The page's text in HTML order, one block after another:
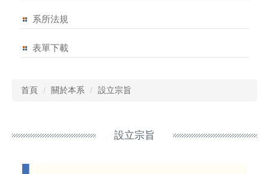
系所法規
表單下載
首頁 關於本系 設立宗旨
設立宗旨